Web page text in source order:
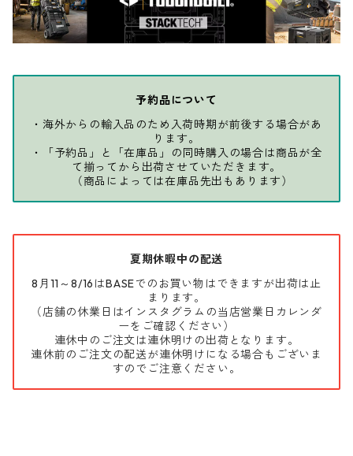
予約品について
・海外からの輸入品のため入荷時期が前後する場合があ
ります。
・「予約品」と「在庫品」の同時購入の場合は商品が全
て揃ってから出荷させていただきます。
（商品によっては在庫品先出もあります）
夏期休暇中の配送
8月11～8/16はBASEでのお買い物はできますが出荷は止
まります。
（店舗の休業日はインスタグラムの当店営業日カレンダ
ーをご確認ください）
連休中のご注文は連休明けの出荷となります。
連休前のご注文の配送が連休明けになる場合もございま
すのでご注意ください。